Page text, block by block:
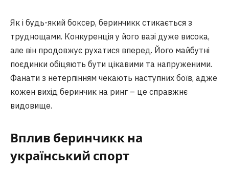
Як і будь-який боксер, беринчикк стикається з
труднощами. Конкуренція у його вазі дуже висока,
але він продовжує рухатися вперед. Його майбутні
поєдинки обіцяють бути цікавими та напруженими.
Фанати з нетерпінням чекають наступних боїв, адже
кожен вихід беринчик на ринг – це справжнє
видовище.
Вплив беринчикк на
український спорт